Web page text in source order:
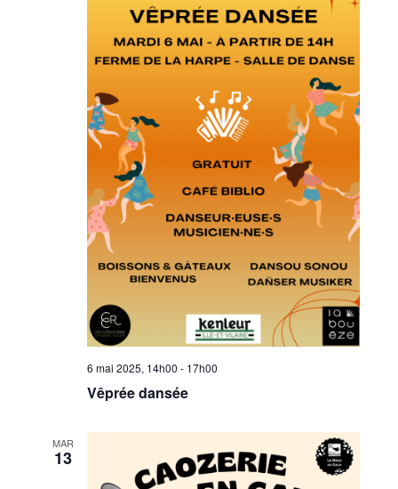
6 mai 2025, 14h00 - 17h00
Vêprée dansée
MAR
13